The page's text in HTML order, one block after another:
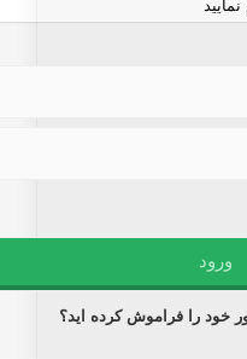
خود را فراموش کرده اید؟